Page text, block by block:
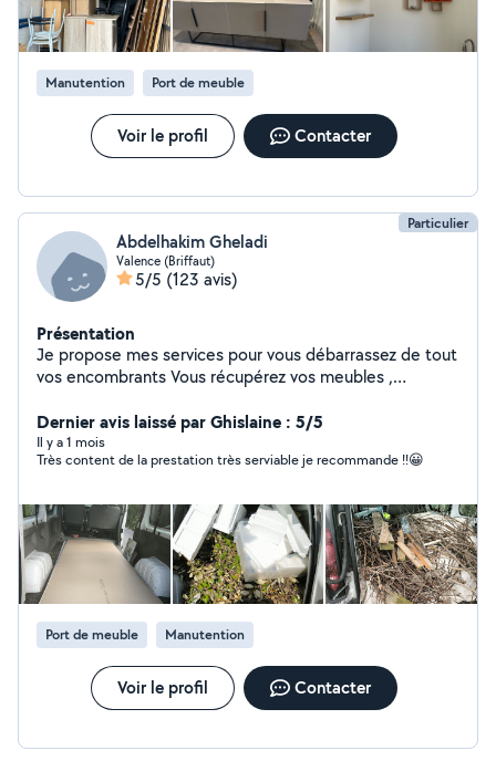
Manutention Port de meuble
Voir le profil Contacter
Particulier
Abdelhakim Gheladi
Valence (Briffaut)
5/5 (123 avis)
Présentation
Je propose mes services pour vous débarrassez de tout
vos encombrants Vous récupérez vos meubles ,
type de manutention lors de vos déménagement Je
loue une shampouineuse injecteur extracteur Je nettoie
vos canapé,matelas,tapis
Dernier avis laissé par Ghislaine : 5/5
Il y a 1 mois
Très content de la prestation très serviable je recommande !!😀
Port de meuble Manutention
Voir le profil Contacter